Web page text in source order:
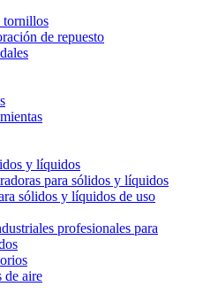
tornillos
de repuesto
y líquidos
para sólidos y líquidos
sólidos y líquidos de uso
profesionales para
de aire